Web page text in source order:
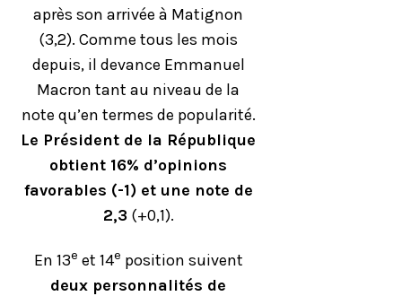
après son arrivée à Matignon
(3,2). Comme tous les mois
depuis, il devance Emmanuel
Macron tant au niveau de la
note qu’en termes de popularité.
Le Président de la République
obtient 16% d’opinions
favorables (-1) et une note de
2,3(+0,1).
En 13e et 14e position suivent
deux personnalités de